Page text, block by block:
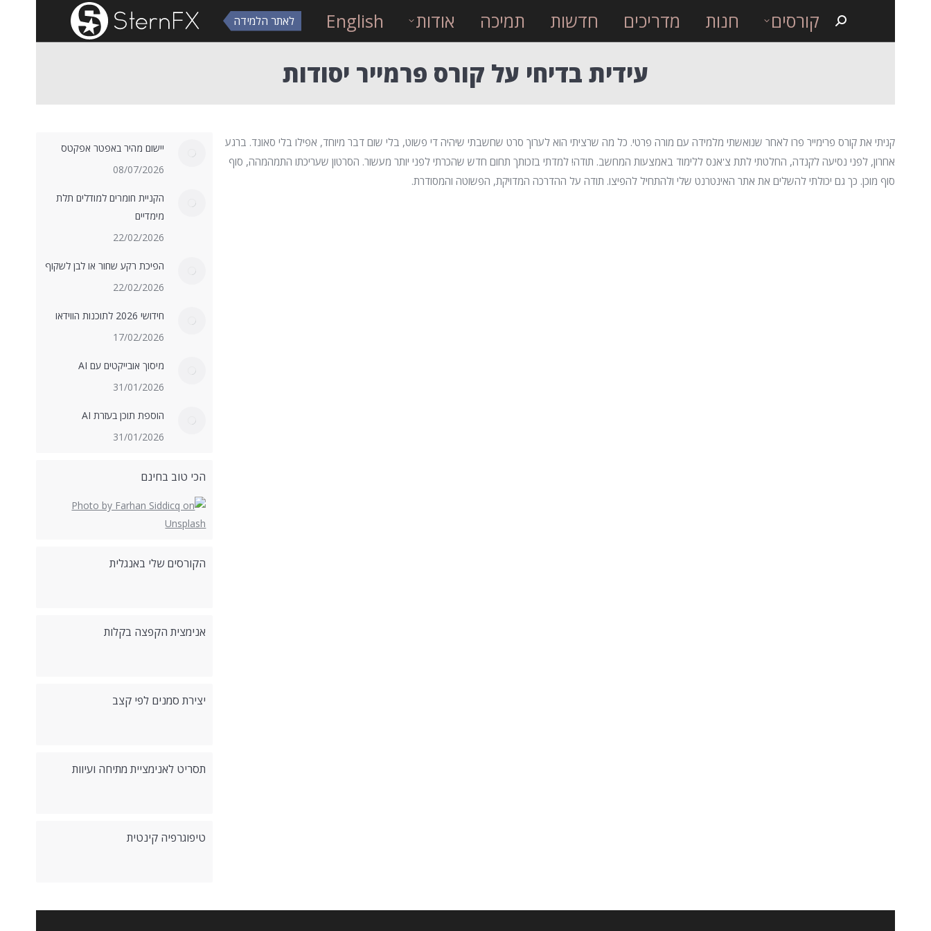
קורסים חנות מדריכים חדשות תמיכה אודות English לאתר הלמידה Search:
עידית בדיחי על קורס פרמייר יסודות
קניתי את קורס פרימייר פרו לאחר שנואשתי מלמידה עם מורה פרטי. כל מה שרציתי הוא לערוך סרט שחשבתי שיהיה די פשוט, בלי שום דבר מיוחד, אפילו בלי סאונד. ברגע
אחרון, לפני נסיעה לקנדה, החלטתי לתת צ'אנס ללימוד באמצעות המחשב. תודה! למדתי בזכותך תחום חדש שהכרתי לפני יותר מעשור. הסרטון שעריכתו התמהמהה, סוף
סוף מוכן. כך גם יכולתי להשלים את אתר האינטרנט שלי ולהתחיל להפיצו. תודה על ההדרכה המדויקת, הפשוטה והמסודרת.
יישום מהיר באפטר אפקטס
08/07/2026
הקניית חומרים למודלים תלת
מימדיים
22/02/2026
הפיכת רקע שחור או לבן לשקוף
22/02/2026
חידושי 2026 לתוכנות הווידאו
17/02/2026
מיסוך אובייקטים עם AI
31/01/2026
הוספת תוכן בעזרת AI
31/01/2026
הכי טוב בחינם
הקורסים שלי באנגלית
אנימצית הקפצה בקלות
יצירת סמנים לפי קצב
תסריט לאנימציית מתיחה ועיוות
טיפוגרפיה קינטית